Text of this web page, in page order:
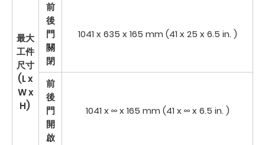
最大
工件
尺寸
(L x
W x
H)
前
後
門
關
閉
1041 x 635 x 165 mm (41 x 25 x 6.5 in. )
前
後
門
開
啟
1041 x ∞ x 165 mm (41 x ∞ x 6.5 in. )